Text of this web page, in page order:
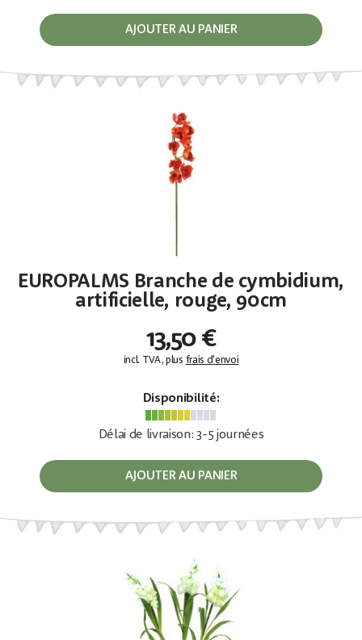
AJOUTER AU PANIER
EUROPALMS Branche de cymbidium,
artificielle, rouge, 90cm
13,50 €
incl. TVA, plus frais d'envoi
Disponibilité:
Délai de livraison: 3-5 journées
AJOUTER AU PANIER